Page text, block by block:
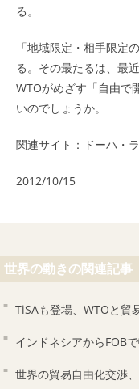
る。
「地域限定・相手限定
る。その最たるは、最
WTOがめざす「自由で
いのでしょうか。
関連サイト： ドーハ・
2012/10/15
世界の動きの関連記事
TiSAも登場、WTOと貿
インドネシアからFOB
世界の貿易自由化交渉